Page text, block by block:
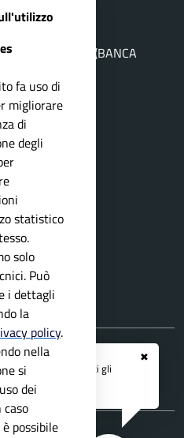
✖
APP IO
e ricevi tutti gli
sul-clisi.bs.it
(BANCA
fa uso di
migliorare
di
degli
statistico
solo
Può
i dettagli
la
policy.
nella
si
dei
caso
possibile